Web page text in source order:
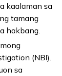
kaalaman sa
tamang
hakbang.
(NBI).
sa